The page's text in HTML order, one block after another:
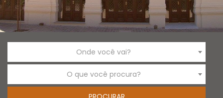
Onde você vai?
O que você procura?